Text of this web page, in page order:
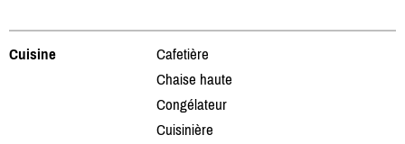
Cuisine
Cafetière
Chaise haute
Congélateur
Cuisinière